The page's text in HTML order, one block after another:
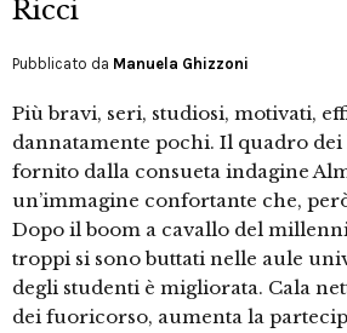
Ricci
Pubblicato da Manuela Ghizzoni
Più bravi, seri, studiosi, motivati,
dannatamente pochi. Il quadro
fornito dalla consueta indagine
un’immagine confortante che,
Dopo il boom a cavallo del
troppi si sono buttati nelle aule
degli studenti è migliorata. Cala
dei fuoricorso, aumenta la